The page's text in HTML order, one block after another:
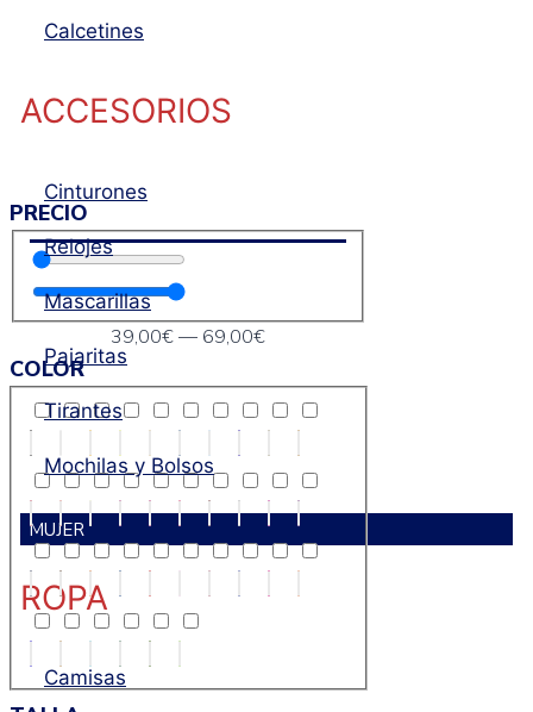
Calcetines
ACCESORIOS
Cinturones
Relojes
Mascarillas
Pajaritas
Tirantes
Mochilas y Bolsos
MUJER
ROPA
Camisas
PRECIO
39,00€— 69,00€
COLOR